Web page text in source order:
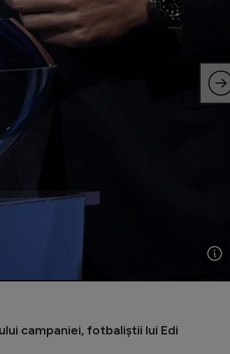
campaniei, fotbaliștii lui Edi